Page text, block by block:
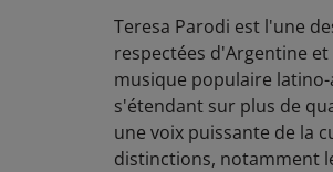
Teresa Parodi est l'une
respectées d'Argentine
musique populaire
s'étendant sur plus de
une voix puissante de la
distinctions, notamment